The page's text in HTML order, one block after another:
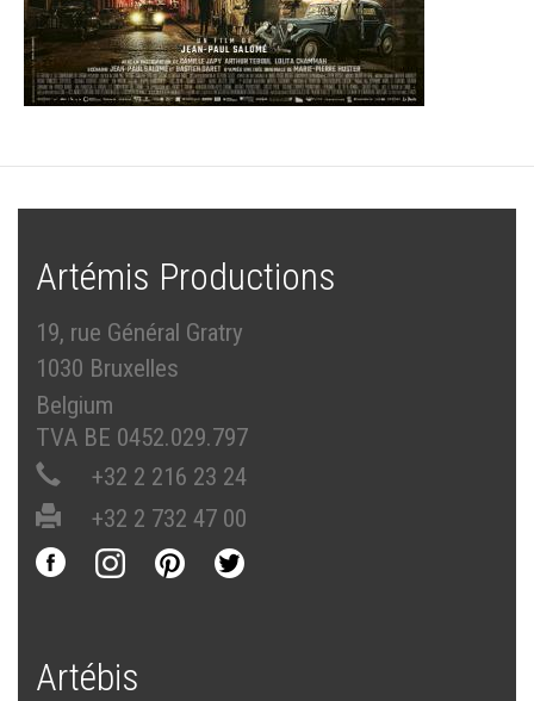
Artémis Productions
19, rue Général Gratry
1030 Bruxelles
Belgium
TVA BE 0452.029.797
+32 2 216 23 24
+32 2 732 47 00
Artébis